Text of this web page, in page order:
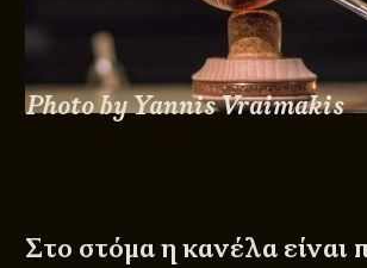
Photo by Yannis Vraimakis
Στο στόμα η κανέλα είναι